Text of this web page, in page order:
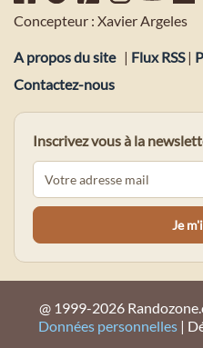
Concepteur : Xavier Argeles
A propos du site | Flux RSS|
Contactez-nous
Inscrivez vous à la
@ 1999-2026
Données personnelles |